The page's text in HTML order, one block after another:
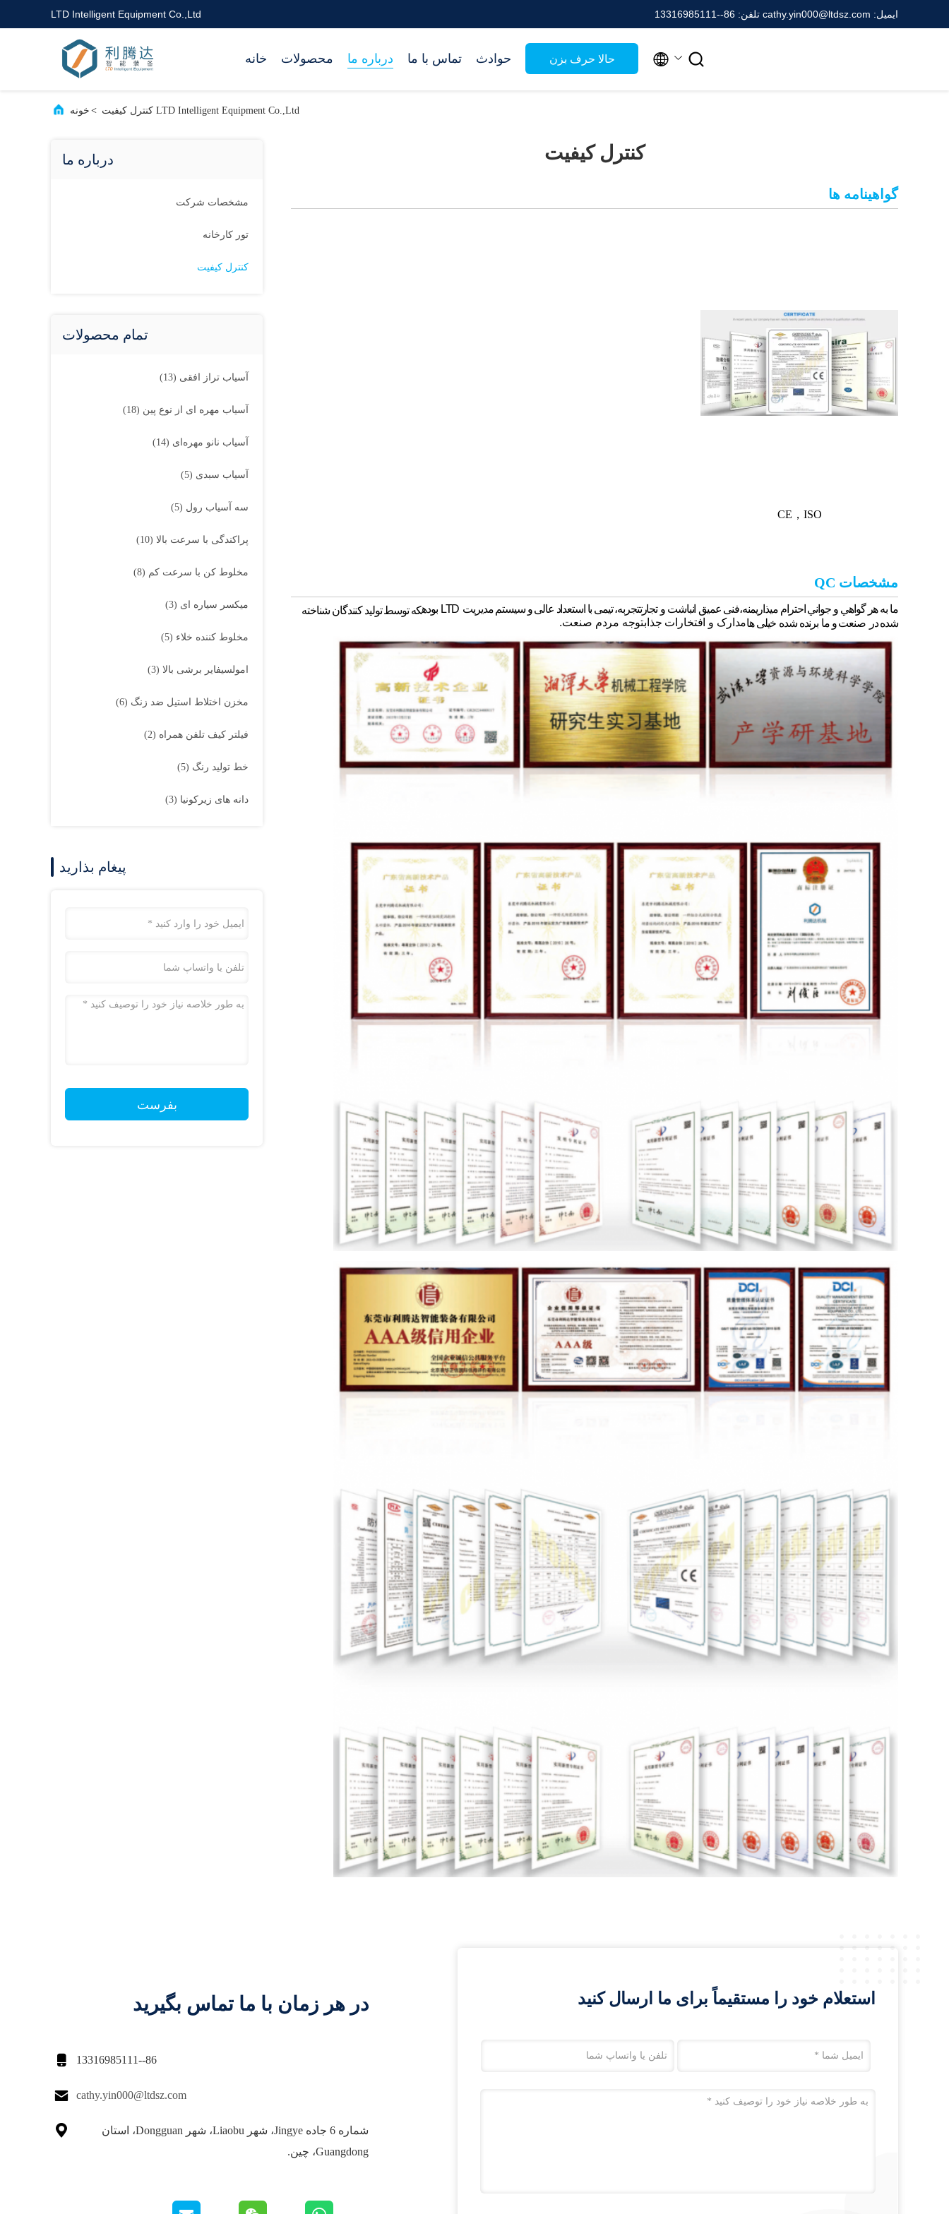
LTD Intelligent Equipment Co.,Ltd ایمیل: cathy.yin000@ltdsz.com تلفن: 86--13316985111
خانه محصولات درباره ما تماس با ما حوادث حالا حرف بزن  
خونه > LTD Intelligent Equipment Co.,Ltd کنترل کیفیت
درباره ما
مشخصات شرکت
تور کارخانه
کنترل کیفیت
تمام محصولات
آسیاب تراز افقی (13)
آسیاب مهره ای از نوع پین (18)
آسیاب نانو مهره‌ای (14)
آسیاب سبدی (5)
سه آسیاب رول (5)
پراکندگی با سرعت بالا (10)
مخلوط کن با سرعت کم (8)
میکسر سیاره ای (3)
مخلوط کننده خلاء (5)
امولسیفایر برشی بالا (3)
مخزن اختلاط استیل ضد زنگ (6)
فیلتر کیف تلفن همراه (2)
خط تولید رنگ (5)
دانه های زیرکونیا (3)
پيغام بذاريد
بفرست
کنترل کیفیت
گواهینامه ها
CE，ISO
مشخصات QC
ما به هر گواهي و جواني احترام ميذاريمنه،فنی عمیق انباشت و تجارتتجربه، تیمی با استعداد عالی و سیستم مدیریت LTD بودهکه توسط تولید کنندگان شناخته
شده در
صنعت و ما برنده شده خیلی هامدارک و افتخارات جذابتوجه مردم صنعت.
در هر زمان با ما تماس بگیرید
 86--13316985111
 cathy.yin000@ltdsz.com

شماره 6 جاده Jingye، شهر Liaobu، شهر Dongguan، استان
Guangdong، چین.
استعلام خود را مستقیماً برای ما ارسال کنید